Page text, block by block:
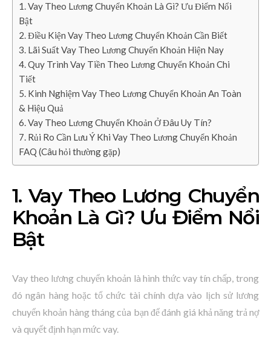
1. Vay Theo Lương Chuyển Khoản Là Gì? Ưu Điểm Nổi
Bật
2. Điều Kiện Vay Theo Lương Chuyển Khoản Cần Biết
3. Lãi Suất Vay Theo Lương Chuyển Khoản Hiện Nay
4. Quy Trình Vay Tiền Theo Lương Chuyển Khoản Chi
Tiết
5. Kinh Nghiệm Vay Theo Lương Chuyển Khoản An Toàn
& Hiệu Quả
6. Vay Theo Lương Chuyển Khoản Ở Đâu Uy Tín?
7. Rủi Ro Cần Lưu Ý Khi Vay Theo Lương Chuyển Khoản
FAQ (Câu hỏi thường gặp)
1. Vay Theo Lương Chuyển
Khoản Là Gì? Ưu Điểm Nổi
Bật
Vay theo lương chuyển khoản là hình thức vay tín chấp, trong
đó ngân hàng hoặc tổ chức tài chính dựa vào lịch sử lương
chuyển khoản hàng tháng của bạn để đánh giá khả năng trả nợ
và quyết định hạn mức vay.